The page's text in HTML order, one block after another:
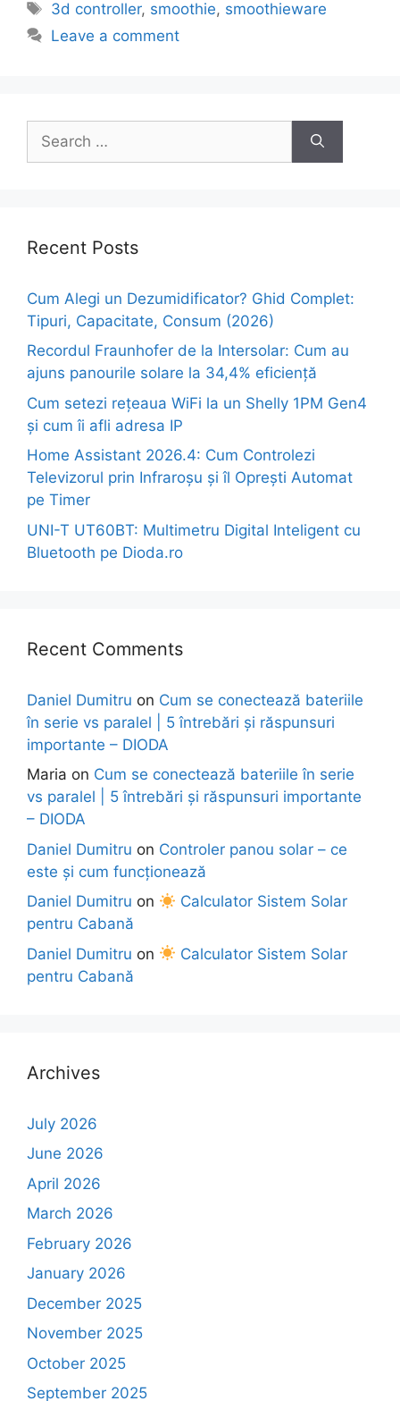
Tags
3d controller, smoothie, smoothieware
Leave a comment
for:
Recent Posts
Cum Alegi un Dezumidificator? Ghid Complet:
Tipuri, Capacitate, Consum (2026)
Recordul Fraunhofer de la Intersolar: Cum au
ajuns panourile solare la 34,4% eficiență
Cum setezi rețeaua WiFi la un Shelly 1PM Gen4
și cum îi afli adresa IP
Home Assistant 2026.4: Cum Controlezi
Televizorul prin Infraroșu și îl Oprești Automat
pe Timer
UNI-T UT60BT: Multimetru Digital Inteligent cu
Bluetooth pe Dioda.ro
Recent Comments
Daniel Dumitru on Cum se conectează bateriile
în serie vs paralel | 5 întrebări și răspunsuri
importante – DIODA
Maria on Cum se conectează bateriile în serie
vs paralel | 5 întrebări și răspunsuri importante
– DIODA
Daniel Dumitru on Controler panou solar – ce
este și cum funcționează
Daniel Dumitru on
Calculator Sistem Solar
pentru Cabană
Daniel Dumitru on
Calculator Sistem Solar
pentru Cabană
Archives
July 2026
June 2026
April 2026
March 2026
February 2026
January 2026
December 2025
November 2025
October 2025
September 2025